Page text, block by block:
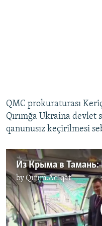
QMC prokuraturası
Qırımğa Ukraina devlet
qanunusız keçirilmesi
byQırım.Aqiqat
No media